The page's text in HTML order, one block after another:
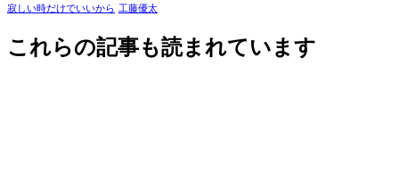
寂しい時だけでいいから 工藤優太
これらの記事も読まれています